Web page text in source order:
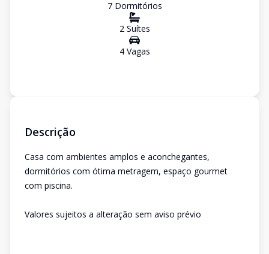
7Dormitórios
2Suítes
4Vagas
Descrição
Casa com ambientes amplos e aconchegantes,
dormitórios com ótima metragem, espaço gourmet
com piscina.
Valores sujeitos a alteração sem aviso prévio